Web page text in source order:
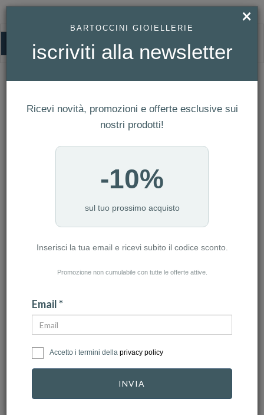
HOMEPAGE OROLOGIO EBERHARD CHAMPION V REF. 31063 CA
Orologio Eberhard Champion V Ref.
31063 CA
×
BARTOCCINI GIOIELLERIE
iscriviti alla newsletter
Ricevi novità, promozioni e offerte esclusive sui
nostri prodotti!
-10%
sul tuo prossimo acquisto
Inserisci la tua email e ricevi subito il codice sconto.
Promozione non cumulabile con tutte le offerte attive.
Email *
Accetto i termini della privacy policy
INVIA